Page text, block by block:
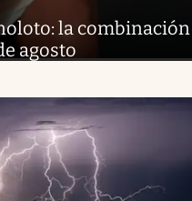
la combinación
agosto